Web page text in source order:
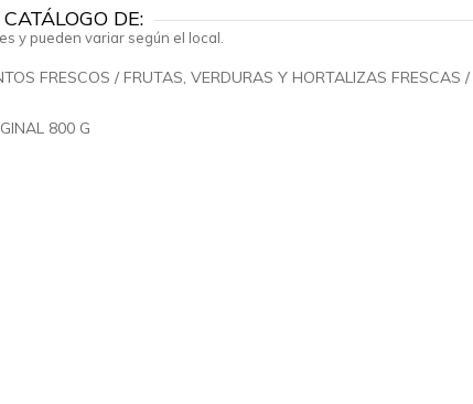
DE:
y pueden variar según el local.
FRESCOS / FRUTAS, VERDURAS Y HORTALIZAS FRESCAS /